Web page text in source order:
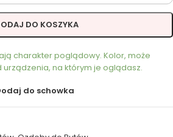
DO KOSZYKA
charakter poglądowy. Kolor, może
urządzenia, na którym je oglądasz.
do schowka